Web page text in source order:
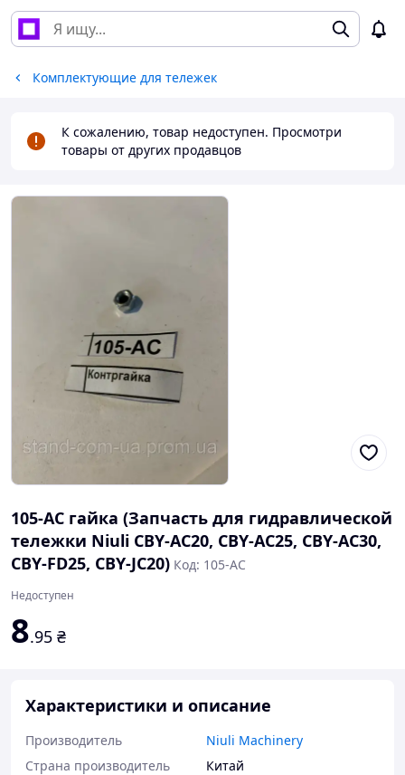
Комплектующие для тележек
К сожалению, товар недоступен. Просмотри
товары от других продавцов
105-AC гайка (Запчасть для гидравлической
тележки Niuli CBY-AC20, CBY-AC25, CBY-AC30,
CBY-FD25, CBY-JC20) Код: 105-AC
Недоступен
8.95 ₴
Характеристики и описание
Производитель
Niuli Machinery
Страна производитель
Китай